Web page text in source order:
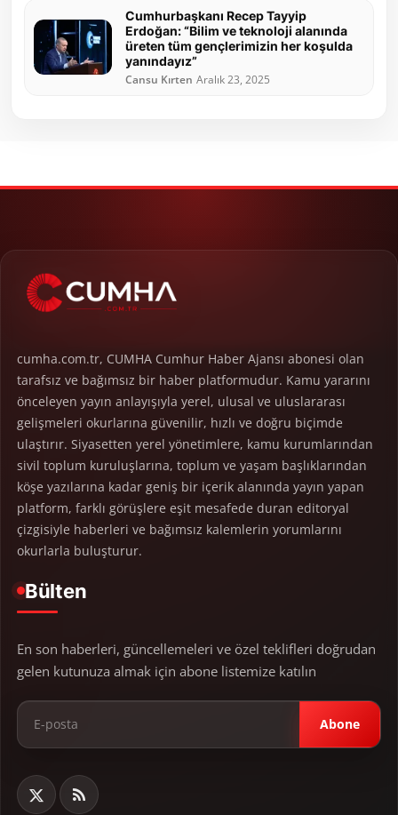
Cumhurbaşkanı Recep Tayyip
Erdoğan: “Bilim ve teknoloji alanında
üreten tüm gençlerimizin her koşulda
yanındayız”
Cansu Kırten Aralık 23, 2025
cumha.com.tr, CUMHA Cumhur Haber Ajansı abonesi olan
tarafsız ve bağımsız bir haber platformudur. Kamu yararını
önceleyen yayın anlayışıyla yerel, ulusal ve uluslararası
gelişmeleri okurlarına güvenilir, hızlı ve doğru biçimde
ulaştırır. Siyasetten yerel yönetimlere, kamu kurumlarından
sivil toplum kuruluşlarına, toplum ve yaşam başlıklarından
köşe yazılarına kadar geniş bir içerik alanında yayın yapan
platform, farklı görüşlere eşit mesafede duran editoryal
çizgisiyle haberleri ve bağımsız kalemlerin yorumlarını
okurlarla buluşturur.
Bülten
En son haberleri, güncellemeleri ve özel teklifleri doğrudan
gelen kutunuza almak için abone listemize katılın
Abone